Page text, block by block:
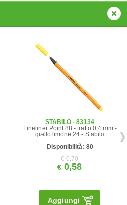
STABILO - 83134
Fineliner Point 88 - tratto 0,4 mm -
giallo limone 24 - Stabilo
Disponibilità: 80
€ 0,70
€ 0,58
Aggiungi